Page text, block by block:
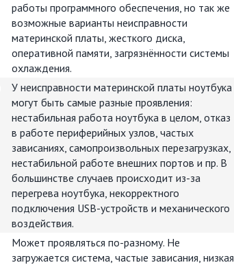
работы программного обеспечения, но так же
возможные варианты неисправности
материнской платы, жесткого диска,
оперативной памяти, загрязнённости системы
охлаждения.
У неисправности материнской платы ноутбука
могут быть самые разные проявления:
нестабильная работа ноутбука в целом, отказ
в работе периферийных узлов, частых
зависаниях, самопроизвольных перезагрузках,
нестабильной работе внешних портов и пр. В
большинстве случаев происходит из-за
перегрева ноутбука, некорректного
подключения USB-устройств и механического
воздействия.
Может проявляться по-разному. Не
загружается система, частые зависания, низкая